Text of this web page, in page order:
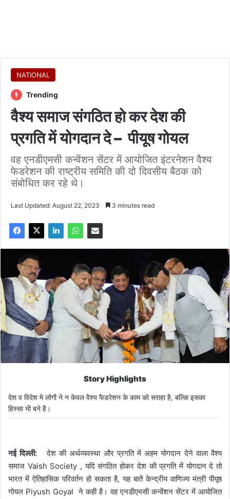
NATIONAL
Trending
वैश्य समाज संगठित हो कर देश की
प्रगति में योगदान दे – पीयूष गोयल
वह एनडीएमसी कन्वेंशन सेंटर में आयोजित इंटरनेशन वैश्य
फेडरेशन की राष्ट्रीय समिति की दो दिवसीय बैठक को
संबोधित कर रहे थे।
Last Updated: August 22, 2023 3 minutes read
Story Highlights
देश व विदेश मे लोगों ने न केवल वैश्य फैडरेशन के काम को सराहा है, बल्कि इसका
हिस्सा भी बने हैं।
नई दिल्ली: देश की अर्थव्यवस्था और प्रगति में अहम योगदान देने वाला वैश्य
समाज Vaish Society , यदि संगठित होकर देश की प्रगति में योगदान दे तो
भारत में ऐतिहासिक परिवर्तन हो सकता है, यह बातें केन्द्रीय वाणिज्य मंत्री पीयूष
गोयल Piyush Goyal ने कही है। वह एनडीएमसी कन्वेंशन सेंटर में आयोजित